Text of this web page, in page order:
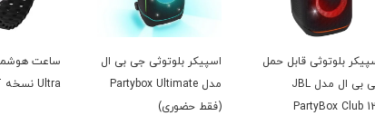
بلوتوثی قابل حمل
جی بی ال مدل JBL
PartyBox Club
اسپیکر بلوتوثی جی بی ال
مدل Partybox Ultimate
(فقط حضوری)
Ultra نسخه ChatGPT